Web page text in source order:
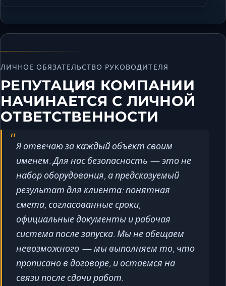
ЛИЧНОЕ ОБЯЗАТЕЛЬСТВО РУКОВОДИТЕЛЯ
РЕПУТАЦИЯ КОМПАНИИ
НАЧИНАЕТСЯ С ЛИЧНОЙ
ОТВЕТСТВЕННОСТИ
Я отвечаю за каждый объект своим
именем. Для нас безопасность — это не
набор оборудования, а предсказуемый
результат для клиента: понятная
смета, согласованные сроки,
официальные документы и рабочая
система после запуска. Мы не обещаем
невозможного — мы выполняем то, что
прописано в договоре, и остаемся на
связи после сдачи работ.